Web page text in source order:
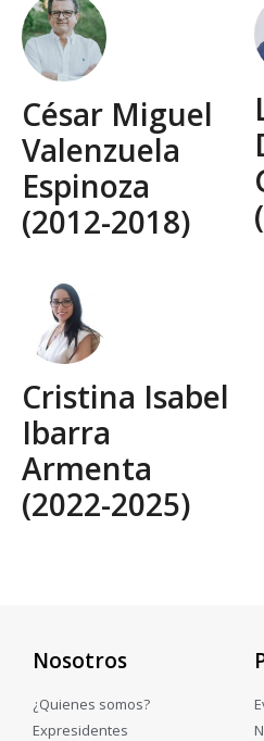
César Miguel
Valenzuela
Espinoza
(2012-2018)
Cristina Isabel
Ibarra
Armenta
(2022-2025)
Nosotros
¿Quienes somos?
Expresidentes